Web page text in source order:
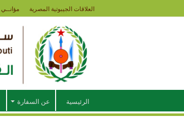
العلاقات الجيبوتية المصرية
الرئيسية عن السفارة